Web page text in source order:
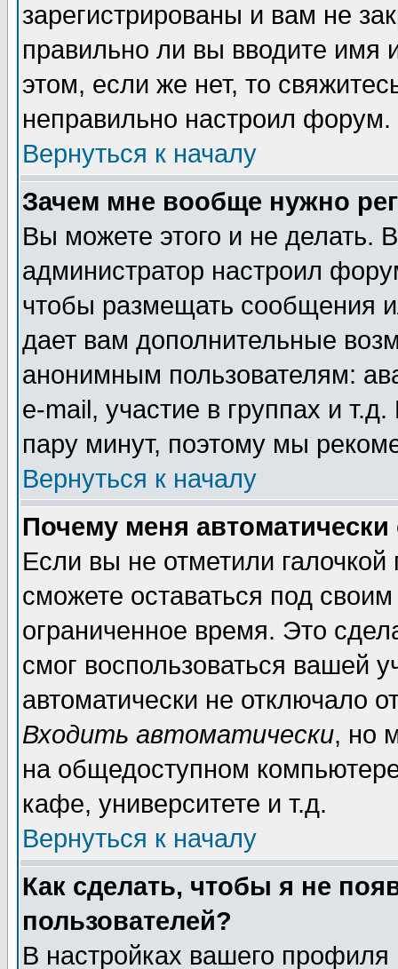
зарегистрированы и вам не
правильно ли вы вводите
этом, если же нет, то
неправильно настроил форум.
Вернуться к началу
Зачем мне вообще нужно
Вы можете этого и не делать.
администратор настроил
чтобы размещать сообщения
дает вам дополнительные
анонимным пользователям:
e-mail, участие в группах и
пару минут, поэтому мы
Вернуться к началу
Почему меня автоматически
Если вы не отметили галочкой
сможете оставаться под
ограниченное время. Это
смог воспользоваться вашей
автоматически не отключало
Входить автоматически, но
на общедоступном
кафе, университете и т.д.
Вернуться к началу
Как сделать, чтобы я не
пользователей?
В настройках вашего